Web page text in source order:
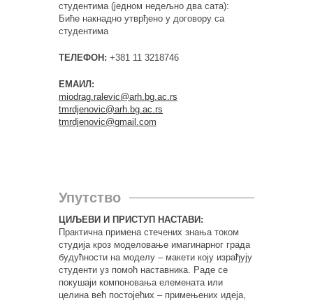
студентима (једном недељно два сата):
Биће накнадно утврђено у договору са
студентима
ТЕЛЕФОН: +381 11 3218746
ЕМАИЛ:
miodrag.ralevic@arh.bg.ac.rs
tmrdjenovic@arh.bg.ac.rs
tmrdjenovic@gmail.com
Упутство
ЦИЉЕВИ И ПРИСТУП НАСТАВИ:
Практична примена стечених знања током
студија кроз моделовање имагинарног града
будућности на моделу – макети коју израђују
студенти уз помоћ наставника. Раде се
покушаји компоновања елемената или
целина већ постојећих – примењених идеја,